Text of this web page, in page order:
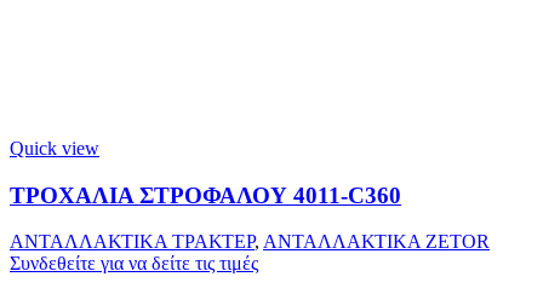
Quick view
ΤΡΟΧΑΛΙΑ ΣΤΡΟΦΑΛΟΥ 4011-C360
ΑΝΤΑΛΛΑΚΤΙΚΑ ΤΡΑΚΤΕΡ, ΑΝΤΑΛΛΑΚΤΙΚΑ ZETOR
Συνδεθείτε για να δείτε τις τιμές